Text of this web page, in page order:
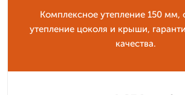
Комплексное утепление 150 мм,
утепление цоколя и крыши,
качества.